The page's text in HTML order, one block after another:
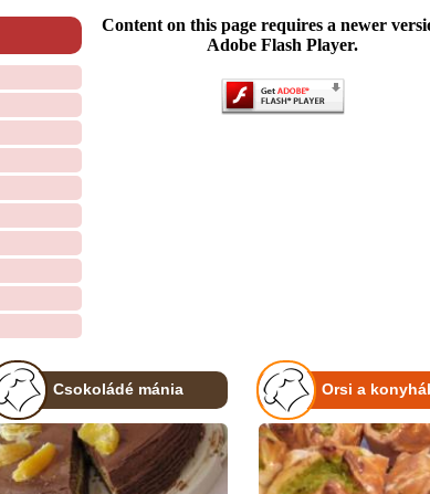
Content on this page requires a newer
Adobe Flash Player.
Csokoládé mánia Orsi a